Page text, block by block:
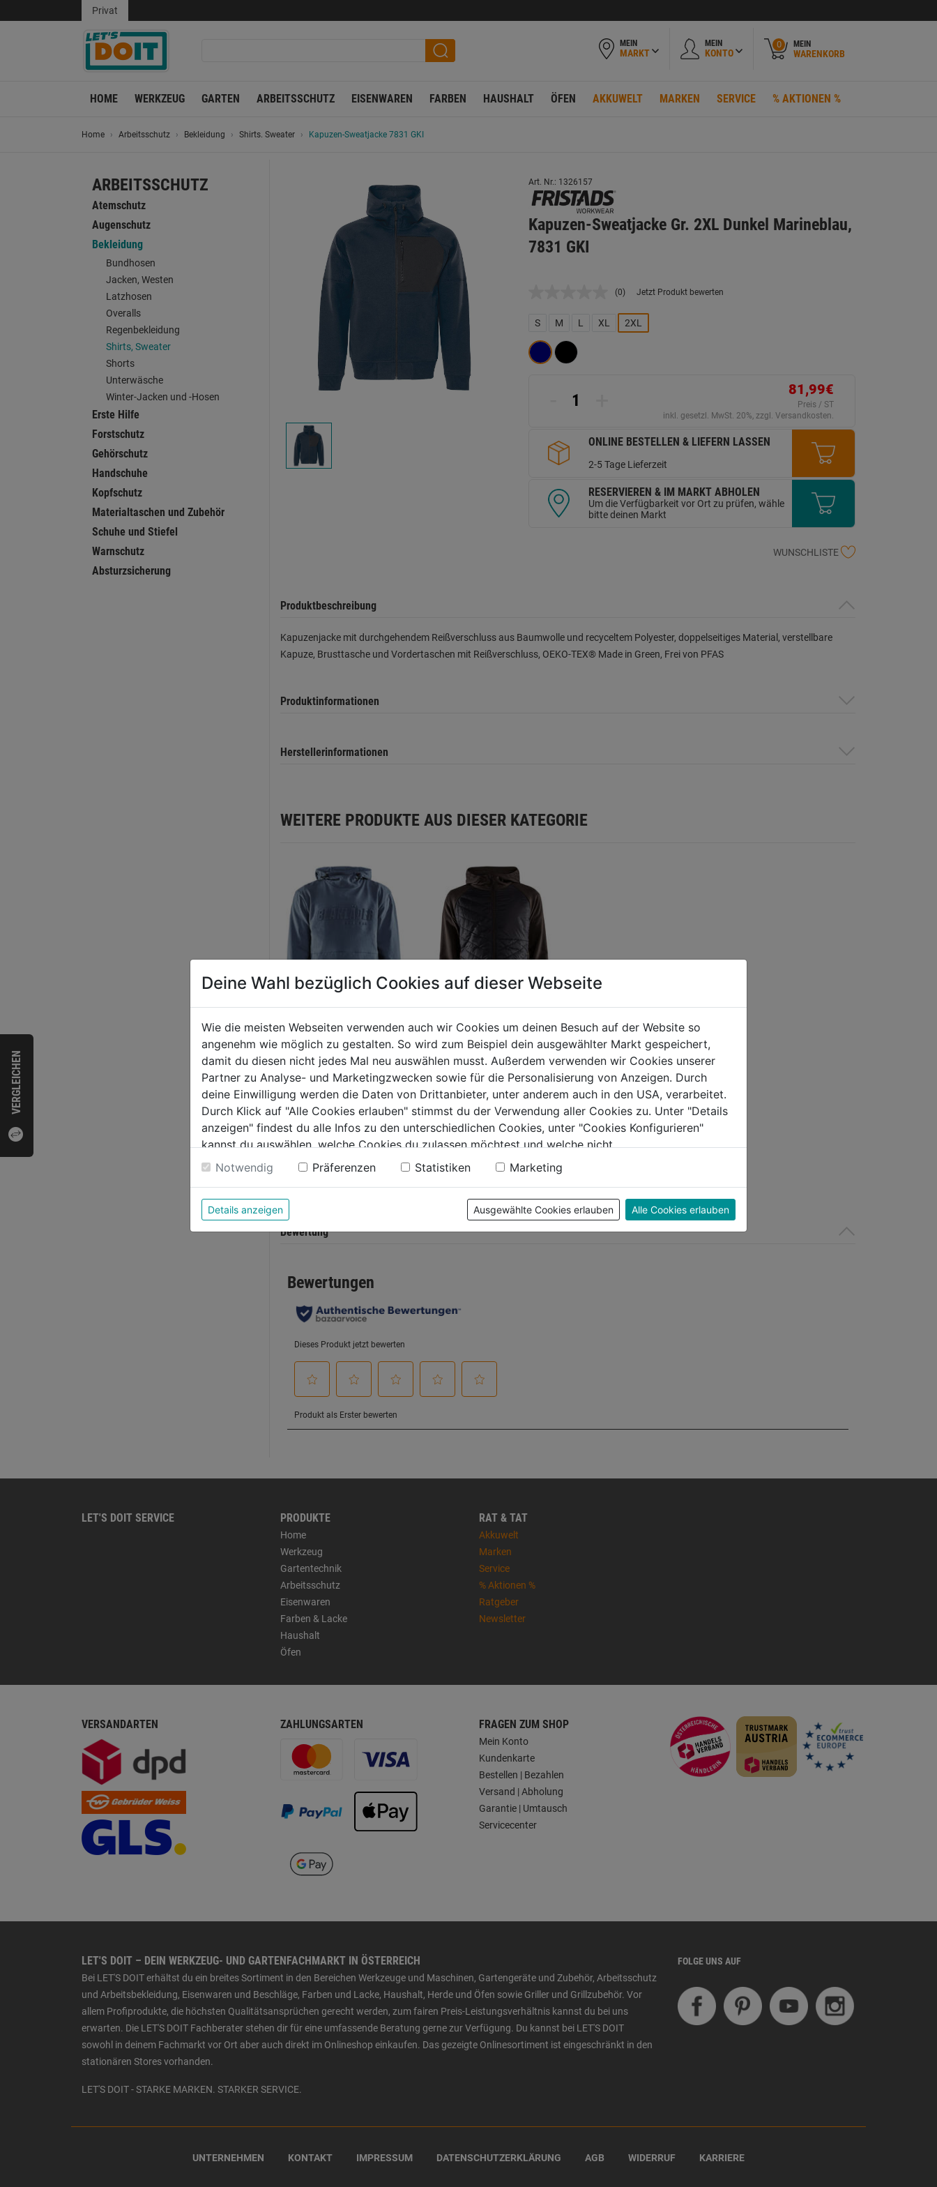
VERGLEICHEN
Privat
MEIN
MARKT
MEIN
KONTO
0 MEIN
WARENKORB
HOME WERKZEUG GARTEN ARBEITSSCHUTZ EISENWAREN FARBEN HAUSHALT ÖFEN AKKUWELT MARKEN SERVICE % AKTIONEN %
Home Arbeitsschutz Bekleidung Shirts. Sweater Kapuzen-Sweatjacke 7831 GKI
ARBEITSSCHUTZ
Atemschutz
Augenschutz
Bekleidung
Bundhosen
Jacken, Westen
Latzhosen
Overalls
Regenbekleidung
Shirts, Sweater
Shorts
Unterwäsche
Winter-Jacken und -Hosen
Erste Hilfe
Forstschutz
Gehörschutz
Handschuhe
Kopfschutz
Materialtaschen und Zubehör
Schuhe und Stiefel
Warnschutz
Absturzsicherung
Art. Nr.: 1326157
Kapuzen-Sweatjacke Gr. 2XL Dunkel Marineblau,
7831 GKI
Kein
Link
auf
(0) Jetzt Produkt bewerten
S M L XL 2XL
81,99€
Preis / ST
inkl. gesetzl. MwSt. 20%, zzgl. Versandkosten.
ONLINE BESTELLEN & LIEFERN LASSEN
2-5 Tage Lieferzeit
RESERVIEREN & IM MARKT ABHOLEN
Um die Verfügbarkeit vor Ort zu prüfen, wähle
bitte deinen Markt
WUNSCHLISTE
Produktbeschreibung
Kapuzenjacke mit durchgehendem Reißverschluss aus Baumwolle und recyceltem Polyester, doppelseitiges Material, verstellbare
Kapuze, Brusttasche und Vordertaschen mit Reißverschluss, OEKO-TEX® Made in Green, Frei von PFAS
Produktinformationen
Herstellerinformationen
WEITERE PRODUKTE AUS DIESER KATEGORIE
Kapuzensweater 3D
taubenblau
0.0 (0)
0.0
von
Sternen.
83,99€
Hybrid Sweater
dunkel
olivgrün/schwarz
0.0 (0)
0.0
von
Sternen.
114,99€
Bewertung
LET'S DOIT SERVICE PRODUKTE
Home
Werkzeug
Gartentechnik
Arbeitsschutz
Eisenwaren
Farben & Lacke
Haushalt
Öfen
RAT & TAT
Akkuwelt
Marken
Service
% Aktionen %
Ratgeber
Newsletter
VERSANDARTEN ZAHLUNGSARTEN FRAGEN ZUM SHOP
Mein Konto
Kundenkarte
Bestellen | Bezahlen
Versand | Abholung
Garantie | Umtausch
Servicecenter
LET'S DOIT – DEIN WERKZEUG- UND GARTENFACHMARKT IN ÖSTERREICH
Bei LET'S DOIT erhältst du ein breites Sortiment in den Bereichen Werkzeuge und Maschinen, Gartengeräte und Zubehör, Arbeitsschutz
und Arbeitsbekleidung, Eisenwaren und Beschläge, Farben und Lacke, Haushalt, Herde und Öfen sowie Griller und Grillzubehör. Vor
allem Profiprodukte, die höchsten Qualitätsansprüchen gerecht werden, zum fairen Preis-Leistungsverhältnis kannst du bei uns
erwarten. Die LET'S DOIT Fachberater stehen dir für eine umfassende Beratung gerne zur Verfügung. Du kannst bei LET'S DOIT
sowohl in deinem Fachmarkt vor Ort aber auch direkt im Onlineshop einkaufen. Das gezeigte Onlinesortiment ist eingeschränkt in den
stationären Stores vorhanden.
LET'S DOIT - STARKE MARKEN. STARKER SERVICE.
FOLGE UNS AUF
UNTERNEHMEN KONTAKT IMPRESSUM DATENSCHUTZERKLÄRUNG AGB WIDERRUF KARRIERE
Deine Wahl bezüglich Cookies auf dieser Webseite
Wie die meisten Webseiten verwenden auch wir Cookies um deinen Besuch auf der Website so
angenehm wie möglich zu gestalten. So wird zum Beispiel dein ausgewählter Markt gespeichert,
damit du diesen nicht jedes Mal neu auswählen musst. Außerdem verwenden wir Cookies unserer
Partner zu Analyse- und Marketingzwecken sowie für die Personalisierung von Anzeigen. Durch
deine Einwilligung werden die Daten von Drittanbieter, unter anderem auch in den USA, verarbeitet.
Durch Klick auf "Alle Cookies erlauben" stimmst du der Verwendung aller Cookies zu. Unter "Details
anzeigen" findest du alle Infos zu den unterschiedlichen Cookies, unter "Cookies Konfigurieren"
kannst du auswählen, welche Cookies du zulassen möchtest und welche nicht.
Weitere Informationen findest du in unserer Datenschutzerklärung
Notwendig Präferenzen Statistiken Marketing
Details anzeigen Ausgewählte Cookies erlauben Alle Cookies erlauben